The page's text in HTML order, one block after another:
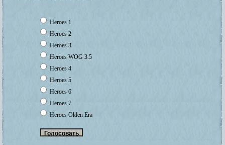
Heroes 1
Heroes 2
Heroes 3
Heroes WOG 3.5
Heroes 4
Heroes 5
Heroes 6
Heroes 7
Heroes Olden Era